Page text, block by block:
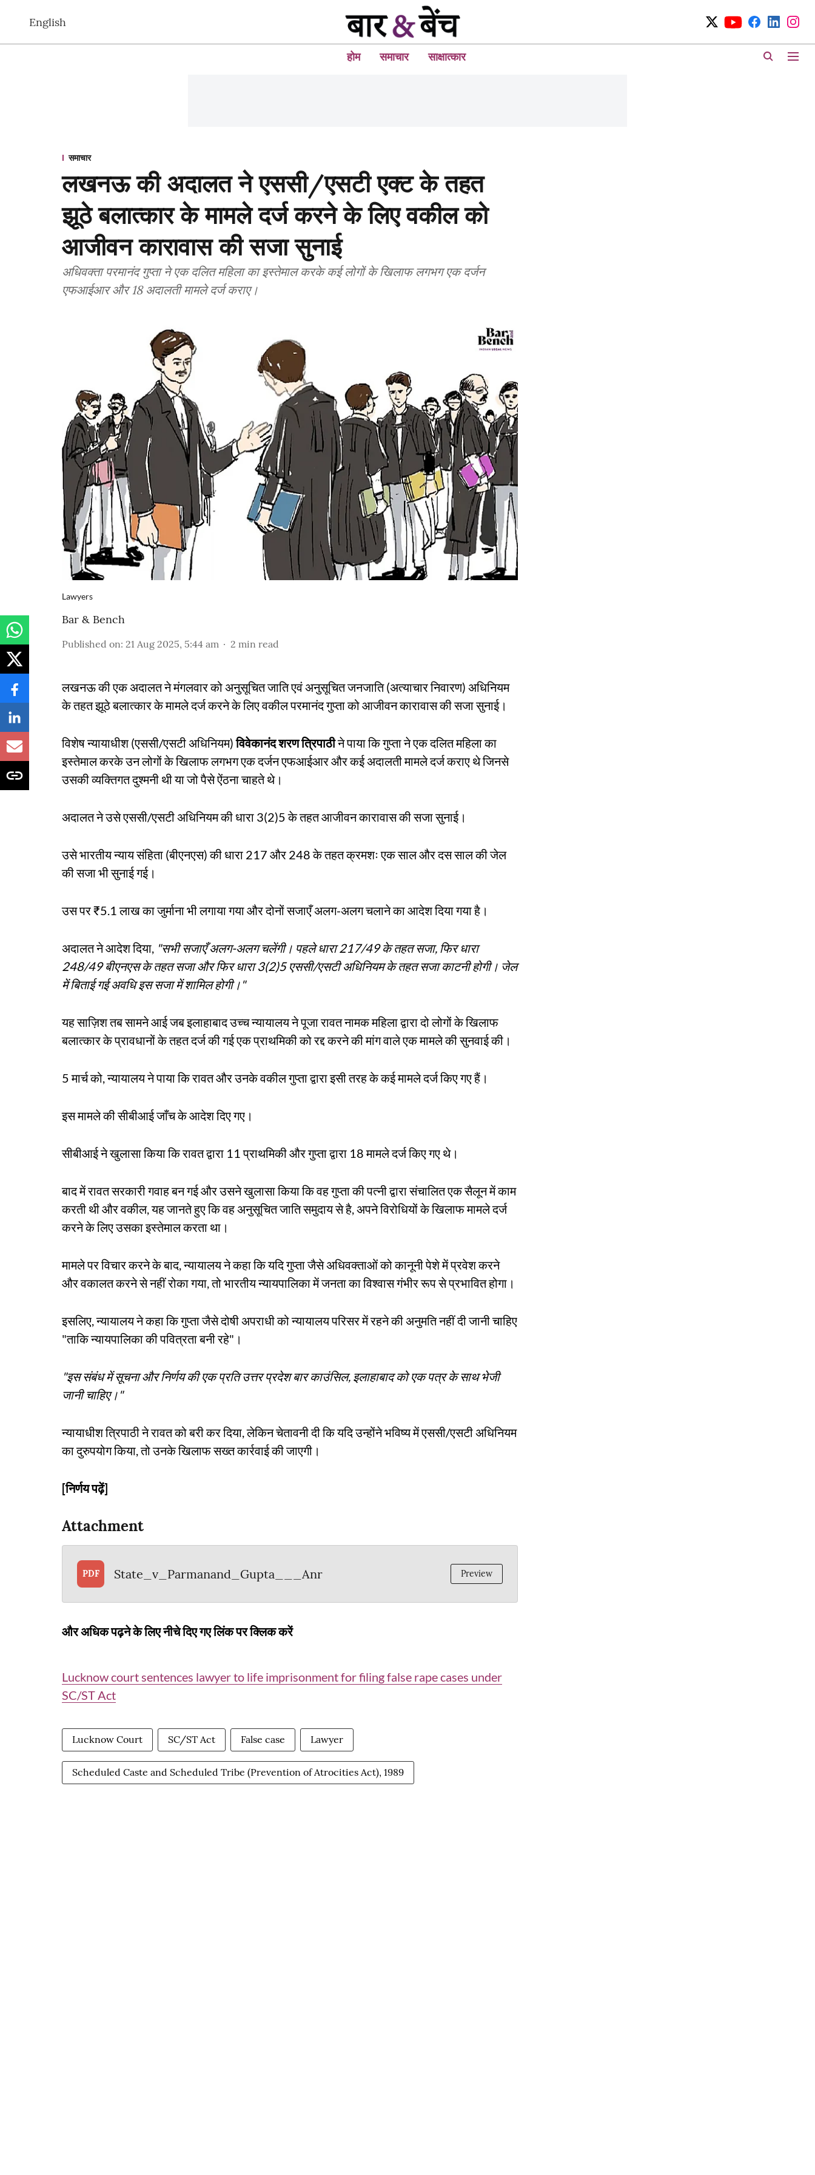
English
होम समाचार साक्षात्कार
समाचार
लखनऊ की अदालत ने एससी/एसटी एक्ट के तहत
झूठे बलात्कार के मामले दर्ज करने के लिए वकील को
आजीवन कारावास की सजा सुनाई
अधिवक्ता परमानंद गुप्ता ने एक दलित महिला का इस्तेमाल करके कई लोगों के खिलाफ लगभग एक दर्जन
एफआईआर और 18 अदालती मामले दर्ज कराए।
Lawyers
Bar & Bench
Published on: 21 Aug 2025, 5:44 am 2 min read
लखनऊ की एक अदालत ने मंगलवार को अनुसूचित जाति एवं अनुसूचित जनजाति (अत्याचार निवारण) अधिनियम
के तहत झूठे बलात्कार के मामले दर्ज करने के लिए वकील परमानंद गुप्ता को आजीवन कारावास की सजा सुनाई।
विशेष न्यायाधीश (एससी/एसटी अधिनियम)विवेकानंद शरण त्रिपाठीने पाया कि गुप्ता ने एक दलित महिला का
इस्तेमाल करके उन लोगों के खिलाफ लगभग एक दर्जन एफआईआर और कई अदालती मामले दर्ज कराए थे जिनसे
उसकी व्यक्तिगत दुश्मनी थी या जो पैसे ऐंठना चाहते थे।
अदालत ने उसे एससी/एसटी अधिनियम की धारा 3(2)5 के तहत आजीवन कारावास की सजा सुनाई।
उसे भारतीय न्याय संहिता (बीएनएस) की धारा 217 और 248 के तहत क्रमशः एक साल और दस साल की जेल
की सजा भी सुनाई गई।
उस पर ₹5.1 लाख का जुर्माना भी लगाया गया और दोनों सजाएँ अलग-अलग चलाने का आदेश दिया गया है।
अदालत ने आदेश दिया, "सभी सजाएँ अलग-अलग चलेंगी। पहले धारा 217/49 के तहत सजा, फिर धारा
248/49 बीएनएस के तहत सजा और फिर धारा 3(2)5 एससी/एसटी अधिनियम के तहत सजा काटनी होगी। जेल
में बिताई गई अवधि इस सजा में शामिल होगी।"
यह साज़िश तब सामने आई जब इलाहाबाद उच्च न्यायालय ने पूजा रावत नामक महिला द्वारा दो लोगों के खिलाफ
बलात्कार के प्रावधानों के तहत दर्ज की गई एक प्राथमिकी को रद्द करने की मांग वाले एक मामले की सुनवाई की।
5 मार्च को, न्यायालय ने पाया कि रावत और उनके वकील गुप्ता द्वारा इसी तरह के कई मामले दर्ज किए गए हैं।
इस मामले की सीबीआई जाँच के आदेश दिए गए।
सीबीआई ने खुलासा किया कि रावत द्वारा 11 प्राथमिकी और गुप्ता द्वारा 18 मामले दर्ज किए गए थे।
बाद में रावत सरकारी गवाह बन गई और उसने खुलासा किया कि वह गुप्ता की पत्नी द्वारा संचालित एक सैलून में काम
करती थी और वकील, यह जानते हुए कि वह अनुसूचित जाति समुदाय से है, अपने विरोधियों के खिलाफ मामले दर्ज
करने के लिए उसका इस्तेमाल करता था।
मामले पर विचार करने के बाद, न्यायालय ने कहा कि यदि गुप्ता जैसे अधिवक्ताओं को कानूनी पेशे में प्रवेश करने
और वकालत करने से नहीं रोका गया, तो भारतीय न्यायपालिका में जनता का विश्वास गंभीर रूप से प्रभावित होगा।
इसलिए, न्यायालय ने कहा कि गुप्ता जैसे दोषी अपराधी को न्यायालय परिसर में रहने की अनुमति नहीं दी जानी चाहिए
"ताकि न्यायपालिका की पवित्रता बनी रहे"।
"इस संबंध में सूचना और निर्णय की एक प्रति उत्तर प्रदेश बार काउंसिल, इलाहाबाद को एक पत्र के साथ भेजी
जानी चाहिए।"
न्यायाधीश त्रिपाठी ने रावत को बरी कर दिया, लेकिन चेतावनी दी कि यदि उन्होंने भविष्य में एससी/एसटी अधिनियम
का दुरुपयोग किया, तो उनके खिलाफ सख्त कार्रवाई की जाएगी।
[निर्णय पढ़ें]
Attachment
PDF State_v_Parmanand_Gupta___Anr Preview
और अधिक पढ़ने के लिए नीचे दिए गए लिंक पर क्लिक करें
Lucknow court sentences lawyer to life imprisonment for filing false rape cases under
SC/ST Act
Lucknow Court SC/ST Act False case Lawyer
Scheduled Caste and Scheduled Tribe (Prevention of Atrocities Act), 1989